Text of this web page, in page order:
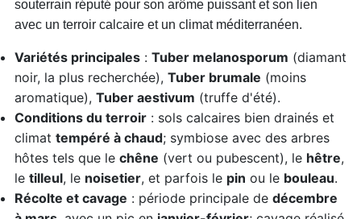
souterrain réputé pour son arôme puissant et son lien
avec un terroir calcaire et un climat méditerranéen.
Variétés principales: Tuber melanosporum (diamant
noir, la plus recherchée), Tuber brumale (moins
aromatique), Tuber aestivum (truffe d'été).
Conditions du terroir: sols calcaires bien drainés et
climat tempéré à chaud; symbiose avec des arbres
hôtes tels que le chêne (vert ou pubescent), le hêtre,
le tilleul, le noisetier, et parfois le pin ou le bouleau.
Récolte et cavage : période principale de décembre